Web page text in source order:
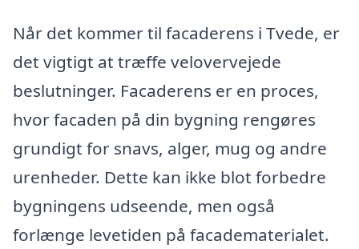
Når det kommer til facaderens i Tvede, er
det vigtigt at træffe velovervejede
beslutninger. Facaderens er en proces,
hvor facaden på din bygning rengøres
grundigt for snavs, alger, mug og andre
urenheder. Dette kan ikke blot forbedre
bygningens udseende, men også
forlænge levetiden på facadematerialet.